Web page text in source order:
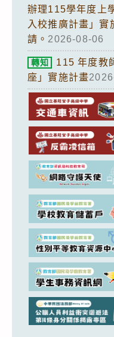
辦理115學年度上
入校推廣計畫」實
請。 2026-08-06
轉知
115 年度教
座」實施計畫